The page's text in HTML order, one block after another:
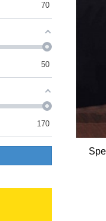
70
50
170